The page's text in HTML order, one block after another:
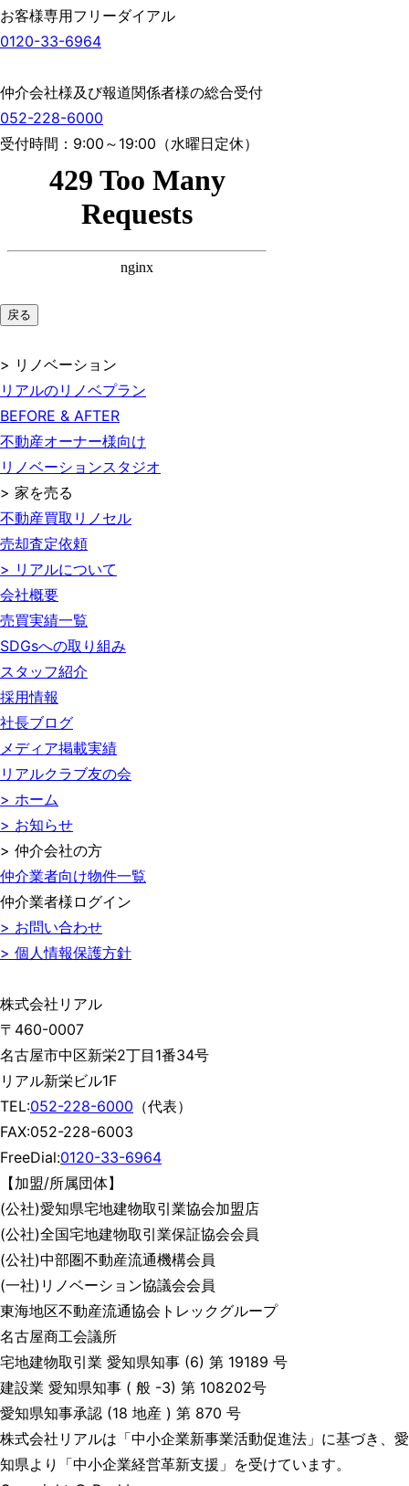
お客様専用フリーダイアル
0120-33-6964
仲介会社様及び報道関係者様の総合受付
052-228-6000
受付時間：9:00～19:00（水曜日定休）
戻る
> リノベーション
リアルのリノベプラン
BEFORE & AFTER
不動産オーナー様向け
リノベーションスタジオ
> 家を売る
不動産買取リノセル
売却査定依頼
> リアルについて
会社概要
売買実績一覧
SDGsへの取り組み
スタッフ紹介
採用情報
社長ブログ
メディア掲載実績
リアルクラブ友の会
> ホーム
> お知らせ
> 仲介会社の方
仲介業者向け物件一覧
仲介業者様ログイン
> お問い合わせ
> 個人情報保護方針
株式会社リアル
〒460-0007
名古屋市中区新栄2丁目1番34号
リアル新栄ビル1F
TEL:052-228-6000 （代表）
FAX:052-228-6003
FreeDial:0120-33-6964
【加盟/所属団体】
(公社)愛知県宅地建物取引業協会加盟店
(公社)全国宅地建物取引業保証協会会員
(公社)中部圏不動産流通機構会員
(一社)リノベーション協議会会員
東海地区不動産流通協会トレックグループ
名古屋商工会議所
宅地建物取引業 愛知県知事 (6) 第 19189 号
建設業 愛知県知事 ( 般 -3) 第 108202号
愛知県知事承認 (18 地産 ) 第 870 号
株式会社リアルは「中小企業新事業活動促進法」に基づき、愛
知県より「中小企業経営革新支援」を受けています。